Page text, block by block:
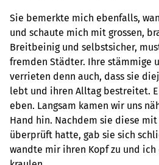
Sie bemerkte mich ebenfalls,
und schaute mich mit grossen,
Breitbeinig und selbstsicher,
fremden Städter. Ihre stämmige
verrieten denn auch, dass sie
lebt und ihren Alltag bestreitet.
eben. Langsam kamen wir uns
Hand hin. Nachdem sie diese mit
überprüft hatte, gab sie sich
wandte mir ihren Kopf zu und